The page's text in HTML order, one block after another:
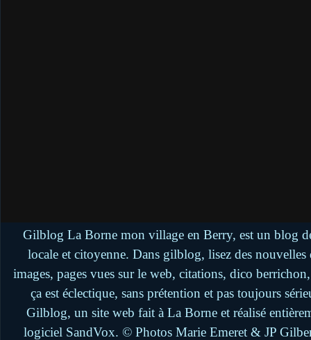
Gilblog La Borne mon village en Berry, est un blog
locale et citoyenne. Dans gilblog, lisez des
images, pages vues sur le web, citations, dico
ça est éclectique, sans prétention et pas toujours
Gilblog, un site web fait à La Borne et réalisé
logiciel SandVox. © Photos Marie Emeret & JP